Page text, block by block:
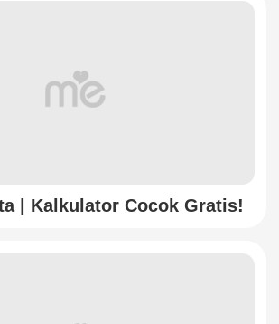
| Kalkulator Cocok Gratis!